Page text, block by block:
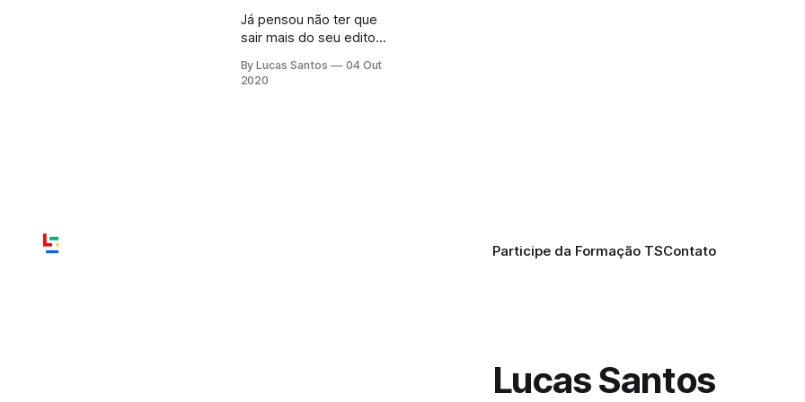
Já pensou não ter que
sair mais do seu editor
desenvolver aplicações
By Lucas Santos
04 Out
2020
Participe da Formação TSContato
Lucas Santos